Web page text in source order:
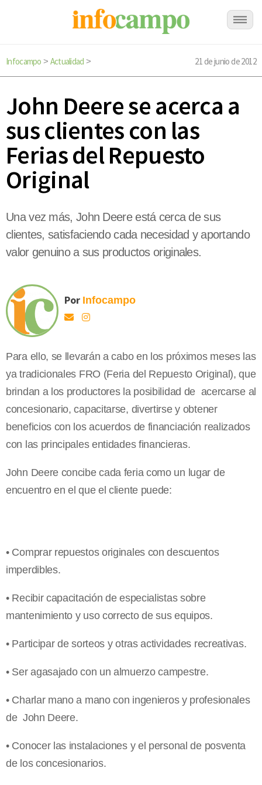
Infocampo > Actualidad > 21 de junio de 2012
John Deere se acerca a
sus clientes con las
Ferias del Repuesto
Original
Una vez más, John Deere está cerca de sus
clientes, satisfaciendo cada necesidad y aportando
valor genuino a sus productos originales.
Por Infocampo
Para ello, se llevarán a cabo en los próximos meses las
ya tradicionales FRO (Feria del Repuesto Original), que
brindan a los productores la posibilidad de acercarse al
concesionario, capacitarse, divertirse y obtener
beneficios con los acuerdos de financiación realizados
con las principales entidades financieras.
John Deere concibe cada feria como un lugar de
encuentro en el que el cliente puede:
• Comprar repuestos originales con descuentos
imperdibles.
• Recibir capacitación de especialistas sobre
mantenimiento y uso correcto de sus equipos.
• Participar de sorteos y otras actividades recreativas.
• Ser agasajado con un almuerzo campestre.
• Charlar mano a mano con ingenieros y profesionales
de John Deere.
• Conocer las instalaciones y el personal de posventa
de los concesionarios.